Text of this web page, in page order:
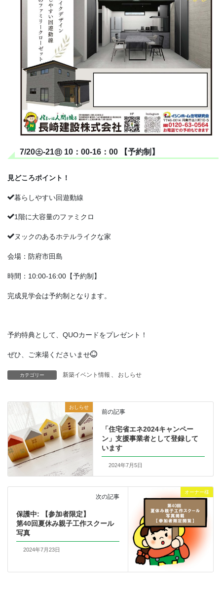
7/20㊏-21㊐ 10：00-16：00 【予約制】
見どころポイント！
暮らしやすい回遊動線
1階に大容量のファミクロ
ヌックのあるホテルライクな家
会場：防府市田島
時間：10:00-16:00【予約制】
完成見学会は予約制となります。
予約特典として、QUOカードをプレゼント！
ぜひ、ご来場くださいませ
カテゴリー 新築イベント情報 おしらせ
おしらせ
前の記事
「住宅省エネ2024キャンペー
ン」支援事業者として登録して
います
2024年7月5日
オーナー様
次の記事
保護中: 【参加者限定】
第40回夏休み親子工作スクール
写真
2024年7月23日